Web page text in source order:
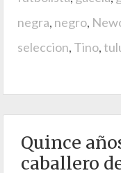
negra, negro,
seleccion, Tino,
Quince
caballero